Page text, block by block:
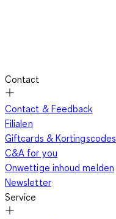
Contact
Contact & Feedback
Filialen
Giftcards & Kortingscodes
C&A for you
Onwettige inhoud melden
Newsletter
Service